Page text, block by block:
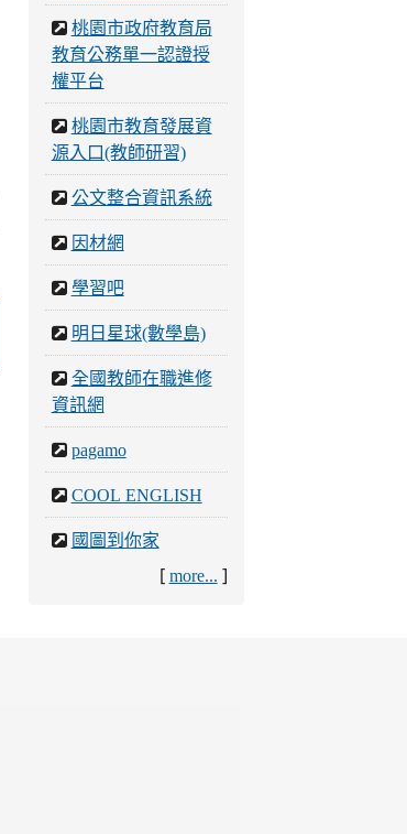
桃園市政府教育局
教育公務單一認證授
權平台
桃園市教育發展資
源入口(教師研習)
公文整合資訊系統
因材網
學習吧
明日星球(數學島)
全國教師在職進修
資訊網
pagamo
COOL ENGLISH
國圖到你家
[ more... ]